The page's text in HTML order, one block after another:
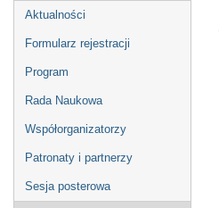
Event
menu
Aktualności
Formularz rejestracji
Program
Rada Naukowa
Współorganizatorzy
Patronaty i partnerzy
Sesja posterowa